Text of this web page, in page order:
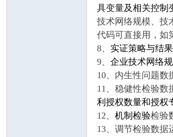
具变量及相关控制
技术网络规模、技
代码可直接用，如
8、 实证策略与结
9、企业技术网络
10、内生性问题数
11、稳健性检验数
利授权数量和授权
12、机制检验检验
13、调节检验数据